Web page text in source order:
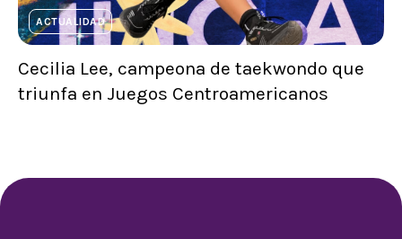
ACTUALIDAD
Cecilia Lee, campeona de taekwondo que
triunfa en Juegos Centroamericanos